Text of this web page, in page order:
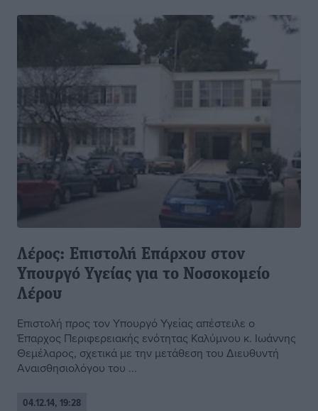
Λέρος: Επιστολή Επάρχου στον
Υπουργό Υγείας για το Νοσοκομείο
Λέρου
Επιστολή προς τον Υπουργό Υγείας απέστειλε ο
Έπαρχος Περιφερειακής ενότητας Καλύμνου κ. Ιωάννης
Θεμέλαρος, σχετικά με την μετάθεση του Διευθυντή
Αναισθησιολόγου του ...
04.12.14, 19:28